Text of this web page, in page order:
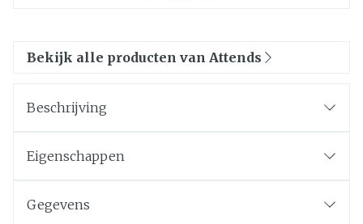
Bekijk alle producten van Attends
Beschrijving
Eigenschappen
Gegevens